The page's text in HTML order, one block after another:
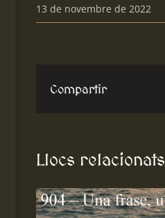
13 de novembre de 2022
Compartir
Llocs relacionats